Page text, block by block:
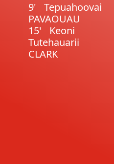
9'
Tepuahoovai
PAVAOUAU
15'
Keoni
Tutehauarii
CLARK